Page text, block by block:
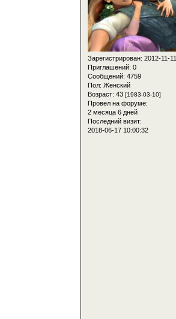
Зарегистрирован: 2012-11-11
Приглашений: 0
Сообщений: 4759
Пол: Женский
Возраст: 43[1983-03-10]
Провел на форуме:
2 месяца 6 дней
Последний визит:
2018-06-17 10:00:32